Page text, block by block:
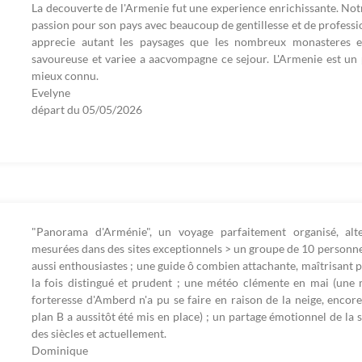
La decouverte de l'Armenie fut une experience enrichissante.
passion pour son pays avec beaucoup de gentillesse et de
apprecie autant les paysages que les nombreux
savoureuse et variee a aacvompagne ce sejour. L'Armenie est
mieux connu.
Evelyne
départ du 05/05/2026
"Panorama d'Arménie", un voyage parfaitement organisé,
mesurées dans des sites exceptionnels > un groupe de 10
aussi enthousiastes ; une guide ô combien attachante,
la fois distingué et prudent ; une météo clémente en mai
forteresse d'Amberd n'a pu se faire en raison de la neige,
plan B a aussitôt été mis en place) ; un partage émotionnel de
des siècles et actuellement.
Dominique